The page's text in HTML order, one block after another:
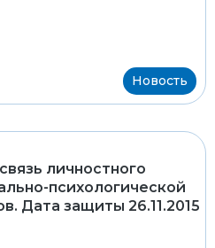
Новость
личностного
психологической
Дата защиты 26.11.2015